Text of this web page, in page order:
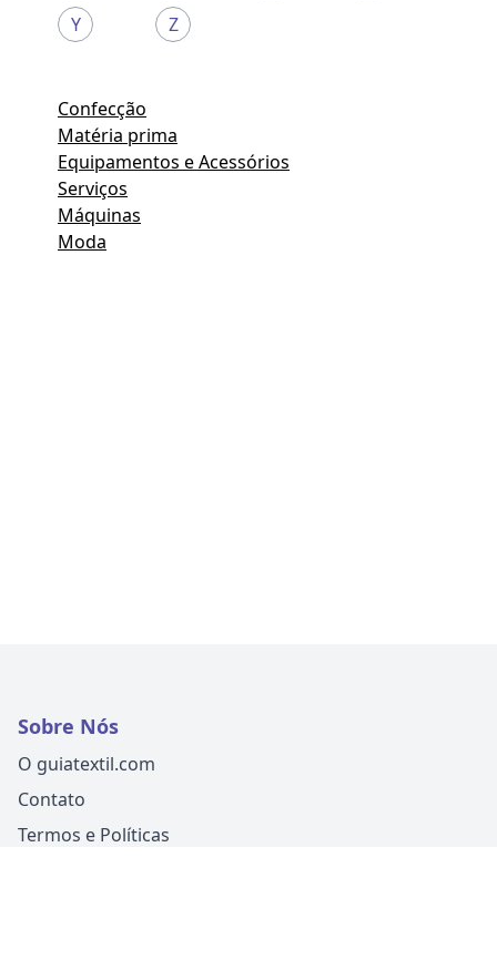
Y
Z
Confecção
Matéria prima
Equipamentos e Acessórios
Serviços
Máquinas
Moda
Sobre Nós
O guiatextil.com
Contato
Termos e Políticas